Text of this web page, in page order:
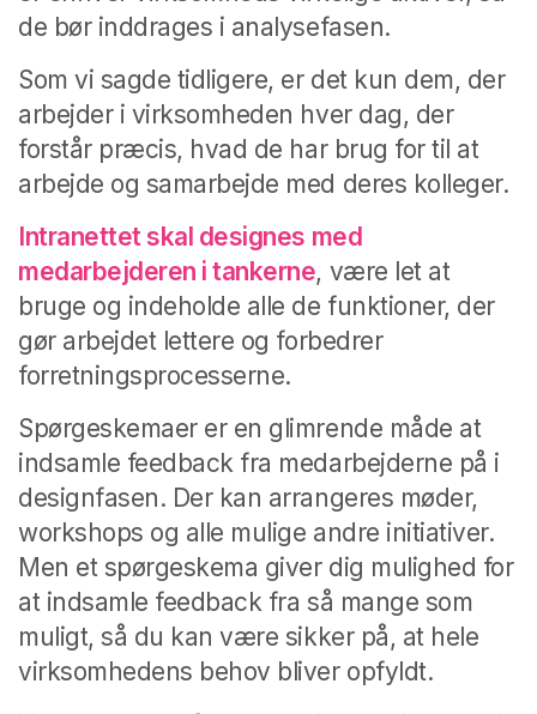
de bør inddrages i analysefasen.
Som vi sagde tidligere, er det kun dem, der
arbejder i virksomheden hver dag, der
forstår præcis, hvad de har brug for til at
arbejde og samarbejde med deres kolleger.
Intranettet skal designes med
medarbejderen i tankerne, være let at
bruge og indeholde alle de funktioner, der
gør arbejdet lettere og forbedrer
forretningsprocesserne.
Spørgeskemaer er en glimrende måde at
indsamle feedback fra medarbejderne på i
designfasen. Der kan arrangeres møder,
workshops og alle mulige andre initiativer.
Men et spørgeskema giver dig mulighed for
at indsamle feedback fra så mange som
muligt, så du kan være sikker på, at hele
virksomhedens behov bliver opfyldt.